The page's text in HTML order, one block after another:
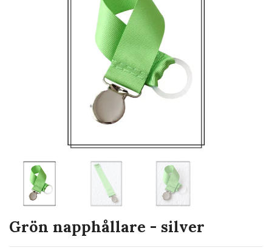
Grön napphållare - silver